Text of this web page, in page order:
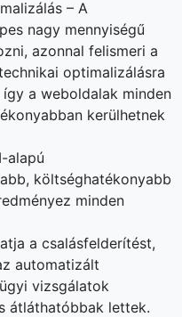
– A
nagy mennyiségű
azonnal felismeri a
optimalizálásra
a weboldalak minden
kerülhetnek
alapú
költséghatékonyabb
minden
a csalásfelderítést,
automatizált
vizsgálatok
átláthatóbbak lettek.